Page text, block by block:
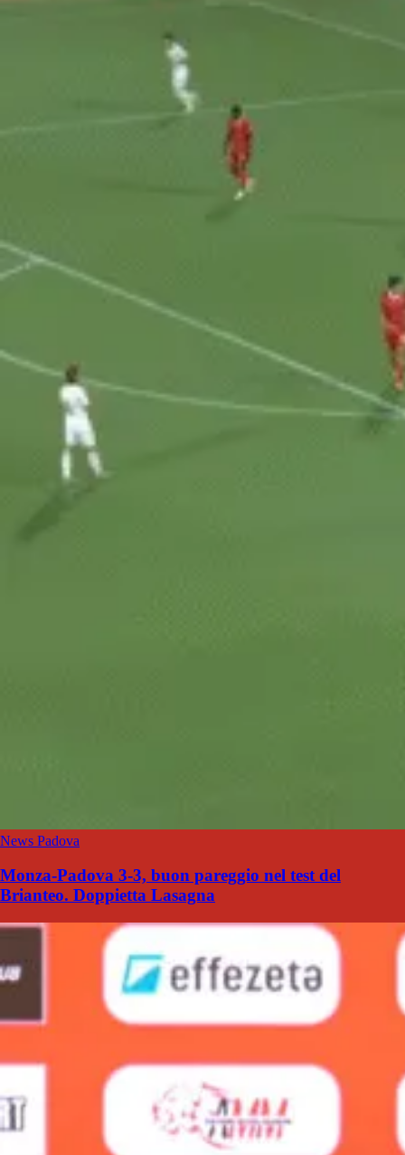
News Padova
Monza-Padova 3-3, buon pareggio nel test del
Brianteo. Doppietta Lasagna